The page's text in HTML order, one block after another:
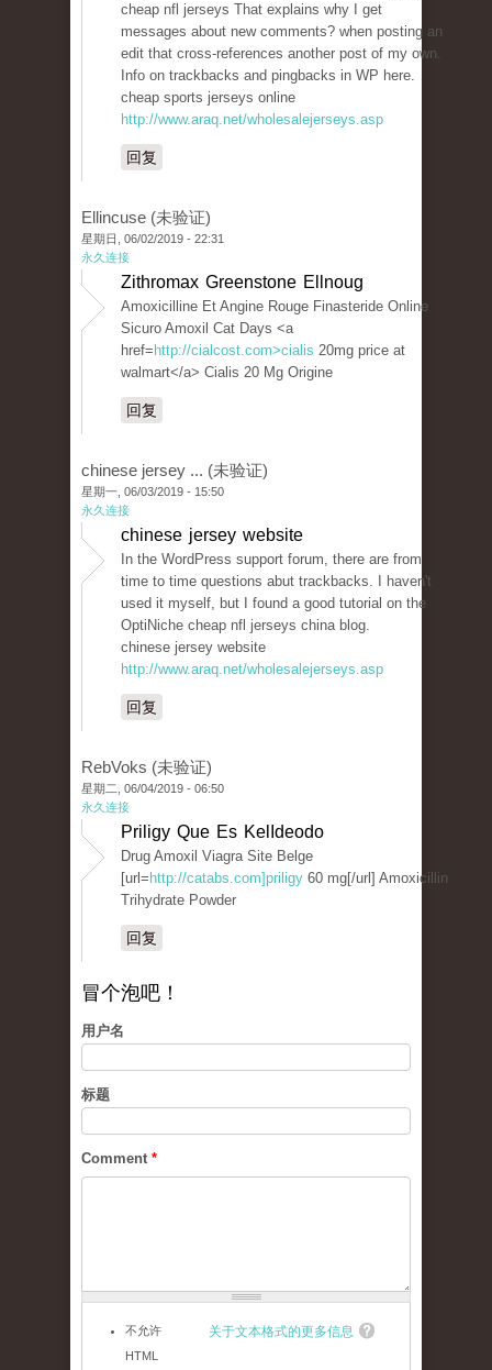
cheap nfl jerseys That explains why I get
messages about new comments? when posting an
edit that cross-references another post of my own.
Info on trackbacks and pingbacks in WP here.
cheap sports jerseys online
http://www.araq.net/wholesalejerseys.asp
回复
Ellincuse (未验证)
星期日, 06/02/2019 - 22:31
永久连接
Zithromax Greenstone Ellnoug
Amoxicilline Et Angine Rouge Finasteride Online
Sicuro Amoxil Cat Days <a
href= http://cialcost.com>cialis 20mg price at
walmart</a> Cialis 20 Mg Origine
回复
chinese jersey ... (未验证)
星期一, 06/03/2019 - 15:50
永久连接
chinese jersey website
In the WordPress support forum, there are from
time to time questions abut trackbacks. I haven't
used it myself, but I found a good tutorial on the
OptiNiche cheap nfl jerseys china blog.
chinese jersey website
http://www.araq.net/wholesalejerseys.asp
回复
RebVoks (未验证)
星期二, 06/04/2019 - 06:50
永久连接
Priligy Que Es KelIdeodo
Drug Amoxil Viagra Site Belge
[url= http://catabs.com]priligy 60 mg[/url] Amoxicillin
Trihydrate Powder
回复
冒个泡吧！
用户名
标题
Comment *
关于文本格式的更多信息
不允许
HTML